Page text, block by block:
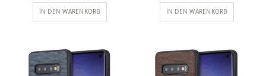
IN DEN WARENKORB IN DEN WARENKORB